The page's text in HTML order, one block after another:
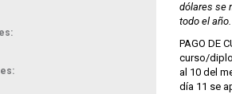
dólares se
todo el año.
PAGO DE
curso/
al 10 del
día 11 se